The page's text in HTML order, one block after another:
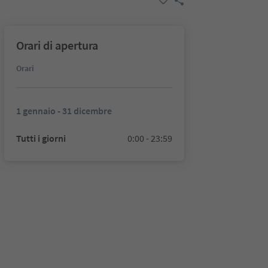
Orari di apertura
Orari
1 gennaio - 31 dicembre
Tutti i giorni 0:00 - 23:59